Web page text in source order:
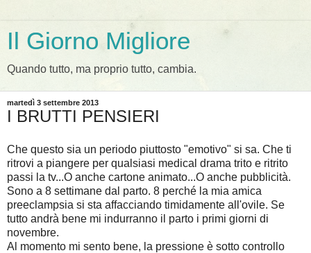
Il Giorno Migliore
Quando tutto, ma proprio tutto, cambia.
martedì 3 settembre 2013
I BRUTTI PENSIERI
Che questo sia un periodo piuttosto "emotivo" si sa. Che ti
ritrovi a piangere per qualsiasi medical drama trito e ritrito
passi la tv...O anche cartone animato...O anche pubblicità.
Sono a 8 settimane dal parto. 8 perché la mia amica
preeclampsia si sta affacciando timidamente all'ovile. Se
tutto andrà bene mi indurranno il parto i primi giorni di
novembre.
Al momento mi sento bene, la pressione è sotto controllo